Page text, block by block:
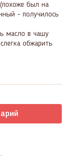
был на
- получилось
масло в чашу
обжарить